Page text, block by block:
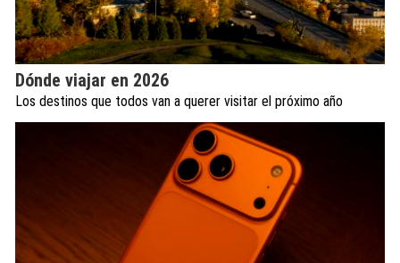
Dónde viajar en 2026
Los destinos que todos van a querer visitar el próximo año